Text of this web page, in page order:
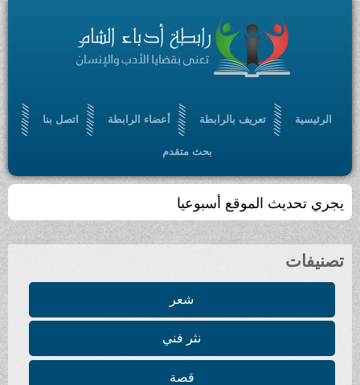
الرئيسية تعريف بالرابطة أعضاء الرابطة اتصل بنا
بحث متقدم
يجري تحديث الموقع أسبوعيا
تصنيفات
شعر
نثر فني
قصة